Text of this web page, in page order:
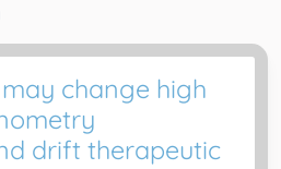
change high
drift therapeutic